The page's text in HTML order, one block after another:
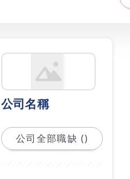
公司名稱
公司全部職缺 ()